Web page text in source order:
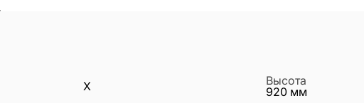
X
Высота
920 мм